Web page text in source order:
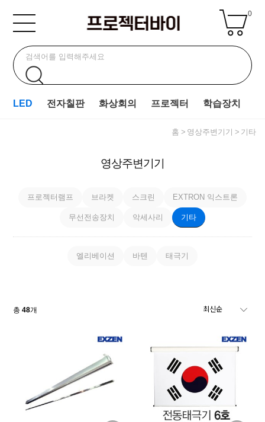
0
LED 전자칠판 화상회의 프로젝터 학습장치
홈 영상주변기기 기타
영상주변기기
프로젝터램프 브라켓 스크린 EXTRON 익스트론
무선전송장치 악세사리 기타
엘리베이션 바텐 태극기
총48개